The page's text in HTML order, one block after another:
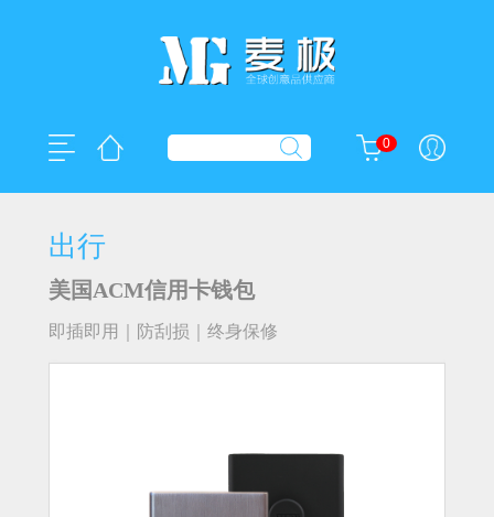
0
出行
美国ACM信用卡钱包
即插即用｜防刮损｜终身保修